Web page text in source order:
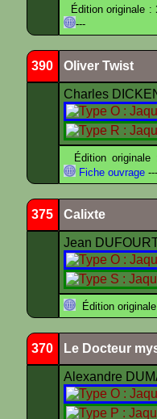
Édition originale :
---
390 Oliver Twist
Charles
Édition
Fiche ouvrage ---
375 Calixte
Jean
Édition
370 Le Docteur
Alexandre